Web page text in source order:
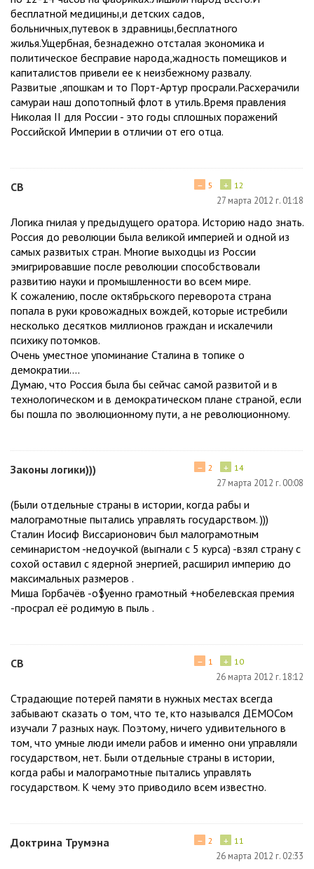
бесплатной медицины,и детских садов,
больничных,путевок в здравницы,бесплатного
жилья.Ущербная, безнадежно отсталая экономика и
политическое бесправие народа,жадность помещиков и
капиталистов привели ее к неизбежному развалу.
Развитые ,япошкам и то Порт-Артур просрали.Расхерачили
самураи наш допотопный флот в утиль.Время правления
Николая II для России - это годы сплошных поражений
Российской Империи в отличии от его отца.
СВ + 12
− 5
27 марта 2012 г. 01:18
Логика гнилая у предыдущего оратора. Историю надо знать.
Россия до революции была великой империей и одной из
самых развитых стран. Многие выходцы из России
эмигрировавшие после революции способствовали
развитию науки и промышленности во всем мире.
К сожалению, после октябрьского переворота страна
попала в руки кровожадных вождей, которые истребили
несколько десятков миллионов граждан и искалечили
психику потомков.
Очень уместное упоминание Сталина в топике о
демократии....
Думаю, что Россия была бы сейчас самой развитой и в
технологическом и в демократическом плане страной, если
бы пошла по эволюционному пути, а не революционному.
Законы логики))) + 14
− 2
27 марта 2012 г. 00:08
(Были отдельные страны в истории, когда рабы и
малограмотные пытались управлять государством. )))
Сталин Иосиф Виссарионович был малограмотным
семинаристом -недоучкой (выгнали с 5 курса) -взял страну с
сохой оставил с ядерной энергией, расширил империю до
максимальных размеров .
Миша Горбачёв -о$уенно грамотный +нобелевская премия
-просрал её родимую в пыль .
СВ + 10
− 1
26 марта 2012 г. 18:12
Страдающие потерей памяти в нужных местах всегда
забывают сказать о том, что те, кто назывался ДЕМОСом
изучали 7 разных наук. Поэтому, ничего удивительного в
том, что умные люди имели рабов и именно они управляли
государством, нет. Были отдельные страны в истории,
когда рабы и малограмотные пытались управлять
государством. К чему это приводило всем известно.
Доктрина Трумэна + 11
− 2
26 марта 2012 г. 02:33